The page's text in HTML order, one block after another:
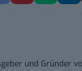
und Gründer